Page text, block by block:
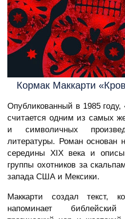
Кормак Маккарти
Опубликованный в 1985
считается одним из самых
и символичных
литературы. Роман основан
середины XIX века и
группы охотников за
запада США и Мексики.
Маккарти создал текст,
напоминает